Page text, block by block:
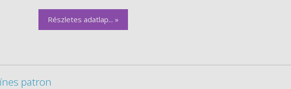
Részletes adatlap... »
patron